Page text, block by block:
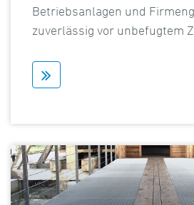
Betriebsanlagen und
zuverlässig vor unbefugtem